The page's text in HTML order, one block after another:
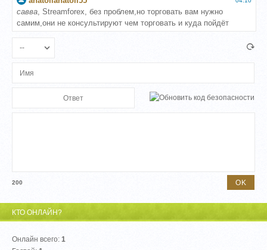
200
КТО ОНЛАЙН?
Онлайн всего:1